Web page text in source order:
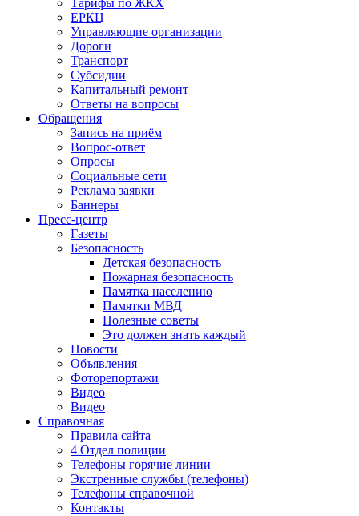
Тарифы по ЖКХ
ЕРКЦ
Управляющие организации
Дороги
Транспорт
Субсидии
Капитальный ремонт
Ответы на вопросы
Обращения
Запись на приём
Вопрос-ответ
Опросы
Социальные сети
Реклама заявки
Баннеры
Пресс-центр
Газеты
Безопасность
Детская безопасность
Пожарная безопасность
Памятка населению
Памятки МВД
Полезные советы
Это должен знать каждый
Новости
Объявления
Фоторепортажи
Видео
Видео
Справочная
Правила сайта
4 Отдел полиции
Телефоны горячие линии
Экстренные службы (телефоны)
Телефоны справочной
Контакты